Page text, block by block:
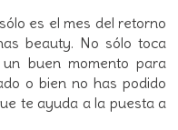
es el mes del retorno
beauty. No sólo toca
buen momento para
o bien no has podido
te ayuda a la puesta a